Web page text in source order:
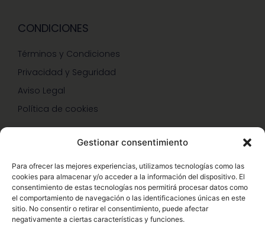
Gestionar consentimiento
Para ofrecer las mejores experiencias, utilizamos tecnologías como las
cookies para almacenar y/o acceder a la información del dispositivo. El
consentimiento de estas tecnologías nos permitirá procesar datos como
el comportamiento de navegación o las identificaciones únicas en este
sitio. No consentir o retirar el consentimiento, puede afectar
negativamente a ciertas características y funciones.
CONDICIONES
Términos y Condiciones
Privacidad y Seguridad
Aviso Legal
Política de cookies
Hazte Miembro Herbalife
Consulta Nutrición Gratis
Descuentos Vip Herbalife